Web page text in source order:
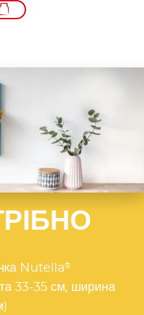
Nutella®
33-35 см, ширина